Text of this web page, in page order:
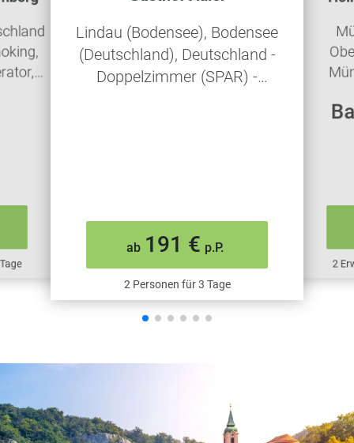
Lindau (Bodensee), Bodensee
(Deutschland), Deutschland -
Doppelzimmer (SPAR) -
ab 191 € p.P.
2 Personen für 3 Tage
2